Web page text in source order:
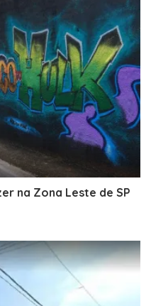
na Zona Leste de SP